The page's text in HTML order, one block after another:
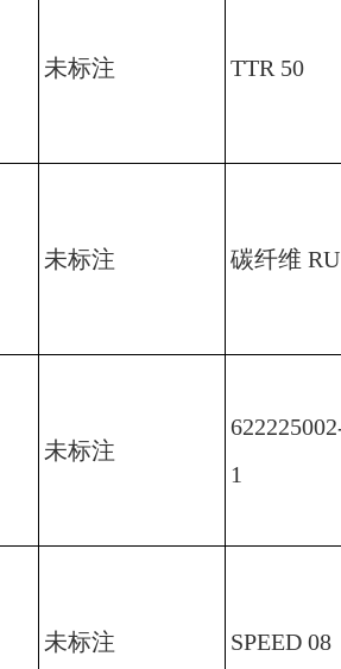
未标注 TTR 50
未标注 碳纤维
未标注
1
未标注 SPEED 08